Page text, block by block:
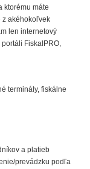
ktorému máte
z akéhokoľvek
len internetový
FiskalPRO,
terminály, fiskálne
a platieb
prevádzku podľa